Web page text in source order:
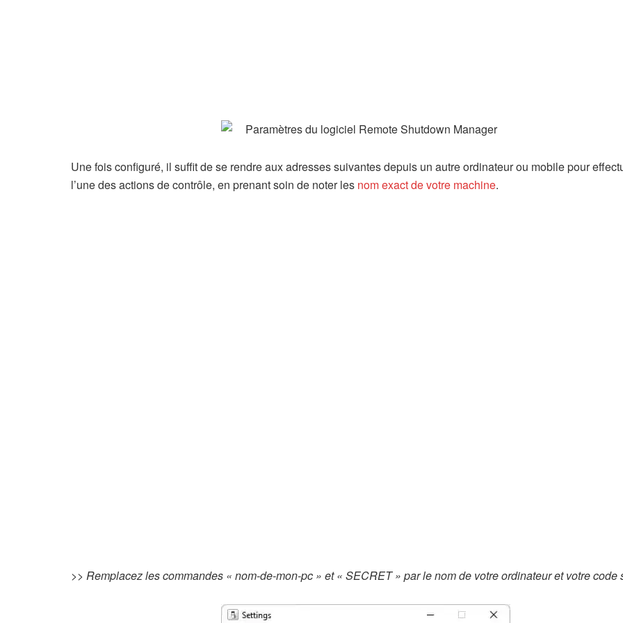
Une fois configuré, il suffit de se rendre aux adresses suivantes depuis un autre ordinateur ou mobile pour
l’une des actions de contrôle, en prenant soin de noter les nom exact de votre machine.
>> Remplacez les commandes « nom-de-mon-pc » et « SECRET » par le nom de votre ordinateur et votre code